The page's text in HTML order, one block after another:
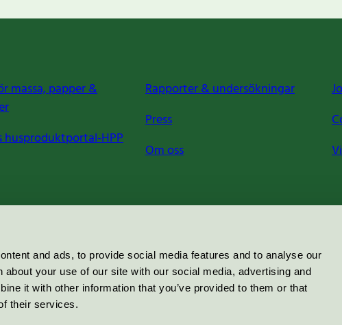
and ads, to provide social media features and to analyse our
your use of our site with our social media, advertising and
it with other information that you’ve provided to them or that
their services.
massa, papper &
husproduktportal-HPP
Rapporter & undersökningar
Press
Om oss